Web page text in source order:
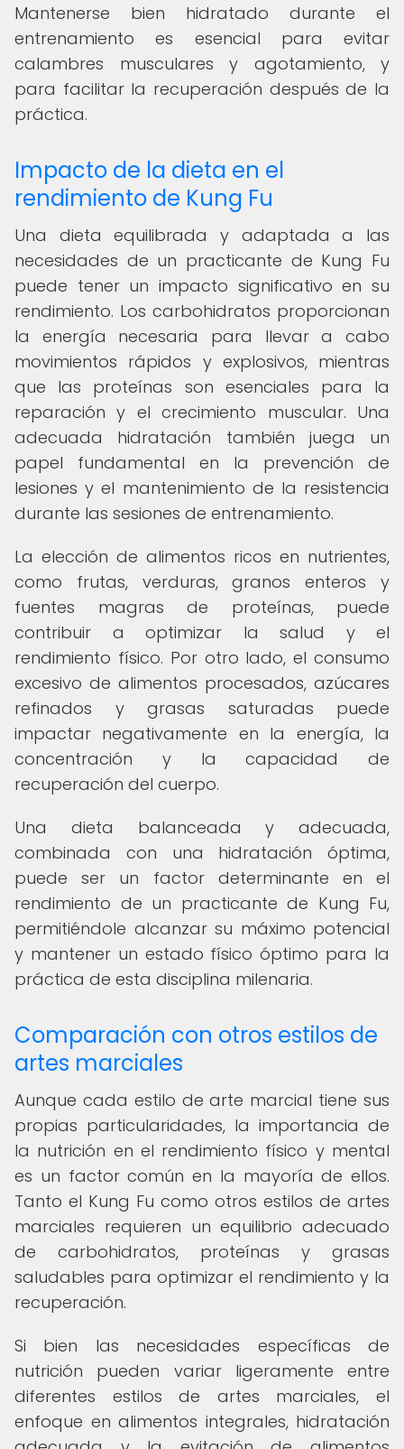
Mantenerse bien hidratado durante el
entrenamiento es esencial para evitar
calambres musculares y agotamiento, y
para facilitar la recuperación después de la
práctica.
Impacto de la dieta en el
rendimiento de Kung Fu
Una dieta equilibrada y adaptada a las
necesidades de un practicante de Kung Fu
puede tener un impacto significativo en su
rendimiento. Los carbohidratos proporcionan
la energía necesaria para llevar a cabo
movimientos rápidos y explosivos, mientras
que las proteínas son esenciales para la
reparación y el crecimiento muscular. Una
adecuada hidratación también juega un
papel fundamental en la prevención de
lesiones y el mantenimiento de la resistencia
durante las sesiones de entrenamiento.
La elección de alimentos ricos en nutrientes,
como frutas, verduras, granos enteros y
fuentes magras de proteínas, puede
contribuir a optimizar la salud y el
rendimiento físico. Por otro lado, el consumo
excesivo de alimentos procesados, azúcares
refinados y grasas saturadas puede
impactar negativamente en la energía, la
concentración y la capacidad de
recuperación del cuerpo.
Una dieta balanceada y adecuada,
combinada con una hidratación óptima,
puede ser un factor determinante en el
rendimiento de un practicante de Kung Fu,
permitiéndole alcanzar su máximo potencial
y mantener un estado físico óptimo para la
práctica de esta disciplina milenaria.
Comparación con otros estilos de
artes marciales
Aunque cada estilo de arte marcial tiene sus
propias particularidades, la importancia de
la nutrición en el rendimiento físico y mental
es un factor común en la mayoría de ellos.
Tanto el Kung Fu como otros estilos de artes
marciales requieren un equilibrio adecuado
de carbohidratos, proteínas y grasas
saludables para optimizar el rendimiento y la
recuperación.
Si bien las necesidades específicas de
nutrición pueden variar ligeramente entre
diferentes estilos de artes marciales, el
enfoque en alimentos integrales, hidratación